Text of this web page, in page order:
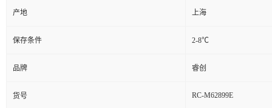
产地 上海
保存条件 2-8℃
品牌 睿创
货号 RC-M62899E